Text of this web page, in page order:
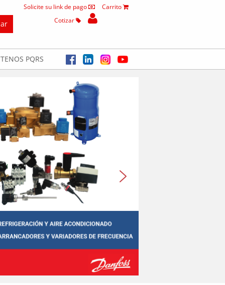
Solicite su link de pago
Carrito
Cotizar
PQRS